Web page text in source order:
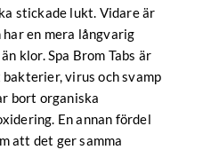
stickade lukt. Vidare är
en mera långvarig
klor. Spa Brom Tabs är
virus och svamp
bort organiska
En annan fördel
att det ger samma